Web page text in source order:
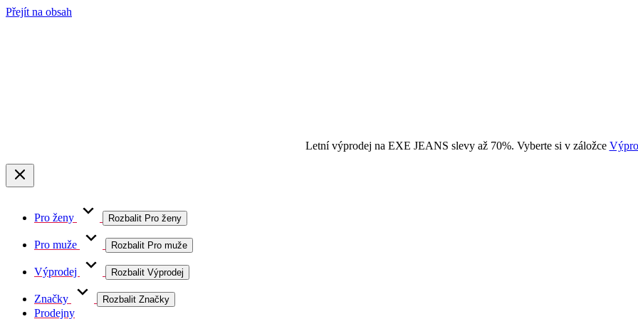
Přejít na obsah
Letní výprodej na EXE JEANS slevy až 70%. Vyberte si v záložce
Pro ženy Rozbalit Pro ženy
Pro muže Rozbalit Pro muže
Výprodej Rozbalit Výprodej
Značky Rozbalit Značky
Prodejny